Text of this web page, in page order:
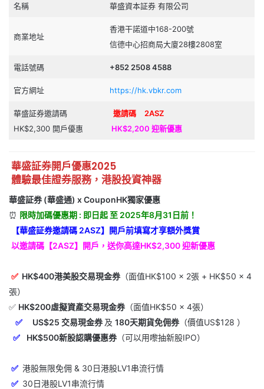
名稱 華盛資本証券 有限公司
商業地址
香港干諾道中168-200號
信德中心招商局大廈28樓2808室
電話號碼 +852 2508 4588
官方網址 https://hk.vbkr.com
華盛証券邀請碼
HK$2,300 開戶優惠
邀請碼
2ASZ
HK$2,200 迎新優惠
華盛証券開戶優惠2025
體驗最佳證券服務，港股投資神器
華盛証券 (華盛通) x CouponHK獨家優惠
⏰ 限時加碼優惠期 : 即日起 至 2025年8月31日前！
【華盛証券邀請碼 2ASZ】開戶前填寫才享額外獎賞
以邀請碼【2ASZ】開戶，送你高達HK$2,300 迎新優惠
✅ HK$400港美股交易現金券（面值HK$100 × 2張 + HK$50 × 4
張）
✅ HK$200虛擬資產交易現金券（面值HK$50 × 4張）
✅
US$25 交易現金券及 180天期貨免佣券（價值US$128 ）
✅
HK$500新股認購優惠券（可以用嚟抽新股IPO）
✅ 港股無限免佣 & 30日港股LV1串流行情
✅ 30日港股LV1串流行情